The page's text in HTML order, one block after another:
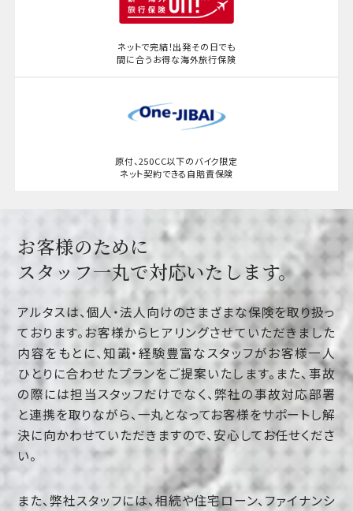
ネットで完結！出発その日でも
間に合うお得な海外旅行保険
原付、250CC以下のバイク限定
ネット契約できる自賠責保険
お客様のために
スタッフ一丸で対応いたします。
アルタスは、個人・法人向けのさまざまな保険を取り扱っ
ております。お客様からヒアリングさせていただきました
内容をもとに、知識・経験豊富なスタッフがお客様一人
ひとりに合わせたプランをご提案いたします。また、事故
の際には担当スタッフだけでなく、弊社の事故対応部署
と連携を取りながら、一丸となってお客様をサポートし解
決に向かわせていただきますので、安心してお任せくださ
い。
また、弊社スタッフには、相続や住宅ローン、ファイナンシ